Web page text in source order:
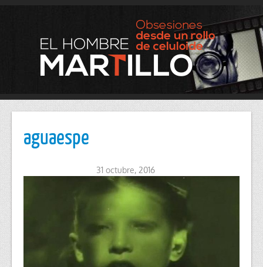
aguaespe
31 octubre, 2016